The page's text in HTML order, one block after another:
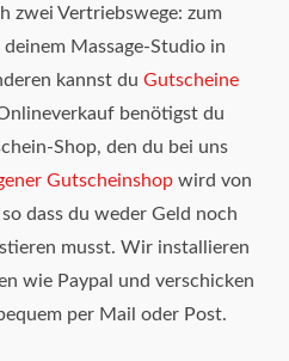
zwei Vertriebswege: zum
Massage-Studio in
kannst du Gutscheine
benötigst du
Shop, den du bei uns
Gutscheinshop wird von
dass du weder Geld noch
musst. Wir installieren
wie Paypal und verschicken
per Mail oder Post.